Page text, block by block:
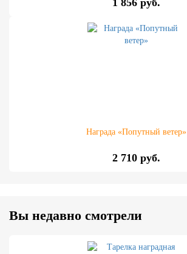
1 856 руб.
Награда «Попутный ветер»
2 710 руб.
Вы недавно смотрели